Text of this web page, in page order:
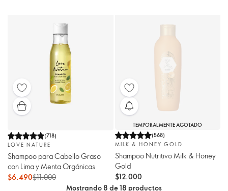
(718)
LOVE NATURE
Shampoo para Cabello Graso
con Lima y Menta Orgánicas
$6.490$11.000
TEMPORALMENTE AGOTADO
(568)
MILK & HONEY GOLD
Shampoo Nutritivo Milk & Honey
Gold
$12.000
Mostrando 8 de 18 productos